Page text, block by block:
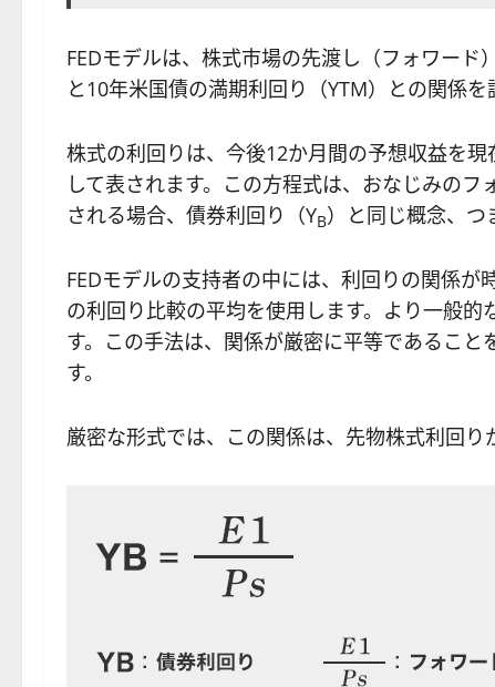
FEDモデルは、株式市場の先渡し（フォワード
と10年米国債の満期利回り（YTM）との関係を
株式の利回りは、今後12か月間の予想収益を
して表されます。この方程式は、おなじみの
される場合、債券利回り（YB）と同じ概念、つ
FEDモデルの支持者の中には、利回りの関係
の利回り比較の平均を使用します。より一般
す。この手法は、関係が厳密に平等であるこ
す。
厳密な形式では、この関係は、先物株式利回り